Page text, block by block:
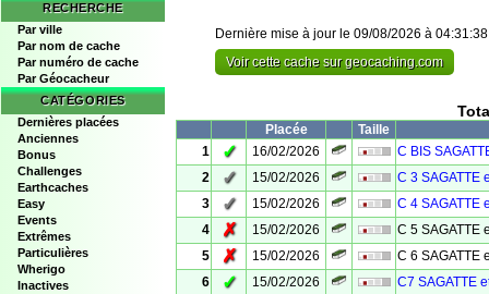
RECHERCHE
Par ville
Par nom de cache
Par numéro de cache
Par Géocacheur
CATÉGORIES
Dernières placées
Anciennes
Bonus
Challenges
Earthcaches
Easy
Events
Extrêmes
Particulières
Wherigo
Inactives
Dernière mise à jour le 09/08/2026 à 04:31:38
Voir cette cache sur geocaching.com
Placée
Taille
1
✓ 16/02/2026
C BIS
2
✓ 15/02/2026
C 3 SAGATTE
3
✓ 15/02/2026
C 4 SAGATTE
4
✗ 15/02/2026
C 5 SAGATTE
5
✗ 15/02/2026
C 6 SAGATTE
6
✓ 15/02/2026
C7 SAGATTE